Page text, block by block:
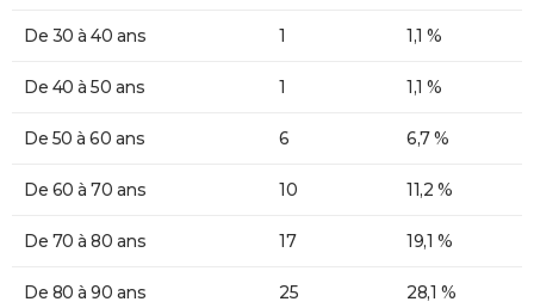
De 30 à 40 ans 1 1,1 %
De 40 à 50 ans 1 1,1 %
De 50 à 60 ans 6 6,7 %
De 60 à 70 ans 10 11,2 %
De 70 à 80 ans 17 19,1 %
De 80 à 90 ans 25 28,1 %